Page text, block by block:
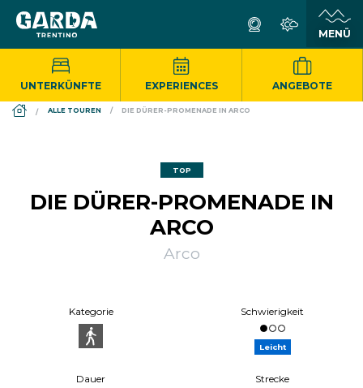
UNTERKÜNFTE EXPERIENCES ANGEBOTE
DS_BREADCRUMB.HOME
ALLE TOUREN DIE DÜRER-PROMENADE IN ARCO
TOP
DIE DÜRER-PROMENADE IN
ARCO
Arco
Kategorie Schwierigkeit
Leicht
Dauer Strecke